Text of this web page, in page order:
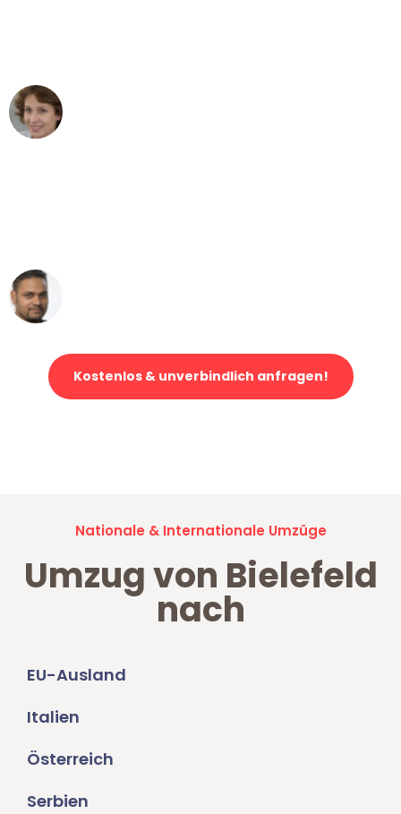
Kostenlos & unverbindlich anfragen!
Nationale & Internationale Umzüge
Umzug von Bielefeld
nach
EU-Ausland
Italien
Österreich
Serbien